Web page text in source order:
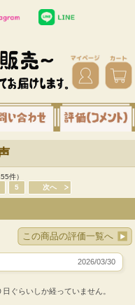
件）
5 次へ
この商品の評価一覧へ
2026/03/30
ぐらいしか経っていません。